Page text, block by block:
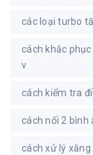
các loại turbo
cách khắc
v
cách kiểm tra
cách nối 2 bình
cách xử lý